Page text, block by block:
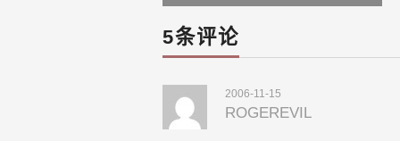
navigation
5条评论
2006-11-15
ROGEREVIL